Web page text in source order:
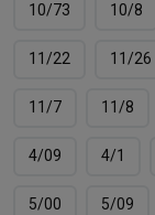
10/73 10/8
11/22 11/26
11/7 11/8
4/09 4/1
5/00 5/09